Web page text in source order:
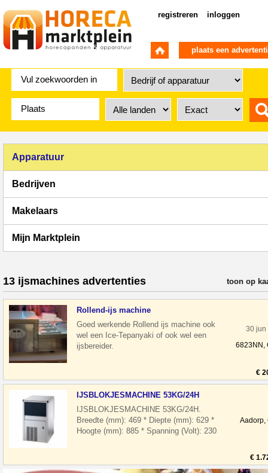
registreren inloggen
plaats een
Apparatuur
Bedrijven
Makelaars
Mijn Marktplein
13 ijsmachines advertenties verfijn
toon op
Rollend-ijs machine
Goed werkende Rollend ijs machine ook
wel een Ice-Tepanyaki of ook wel een
ijsbereider.
30 jun
6823NN,
€
IJSBLOKJESMACHINE 53KG/24H
IJSBLOKJESMACHINE 53KG/24H.
Breedte (mm): 469 * Diepte (mm): 629 *
Hoogte (mm): 885 * Spanning (Volt): 230
Aadorp,
€